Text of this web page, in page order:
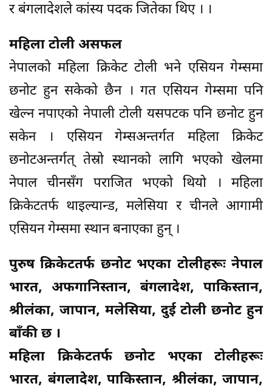
र बंगलादेशले कांस्य पदक जितेका थिए । ।
महिला टोली असफल
नेपालको महिला क्रिकेट टोली भने एसियन गेम्समा
छनोट हुन सकेको छैन । गत एसियन गेम्समा पनि
खेल्न नपाएको नेपाली टोली यसपटक पनि छनोट हुन
सकेन । एसियन गेम्सअन्तर्गत महिला क्रिकेट
छनोटअन्तर्गत् तेस्रो स्थानको लागि भएको खेलमा
नेपाल चीनसँग पराजित भएको थियो । महिला
क्रिकेटतर्फ थाइल्यान्ड, मलेसिया र चीनले आगामी
एसियन गेम्समा स्थान बनाएका हुन् ।
पुरुष क्रिकेटतर्फ छनोट भएका टोलीहरूः नेपाल
भारत, अफगानिस्तान, बंगलादेश, पाकिस्तान,
श्रीलंका, जापान, मलेसिया, दुई टोली छनोट हुन
बाँकी छ ।
महिला क्रिकेटतर्फ छनोट भएका टोलीहरूः
भारत, बंगलादेश, पाकिस्तान, श्रीलंका, जापान,